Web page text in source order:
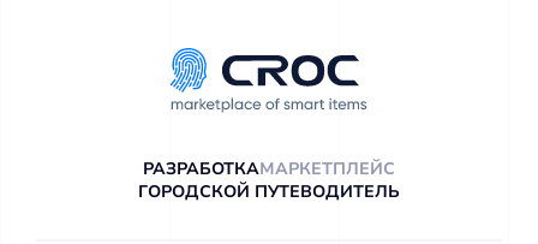
РАЗРАБОТКАМАРКЕТПЛЕЙС
ГОРОДСКОЙ ПУТЕВОДИТЕЛЬ